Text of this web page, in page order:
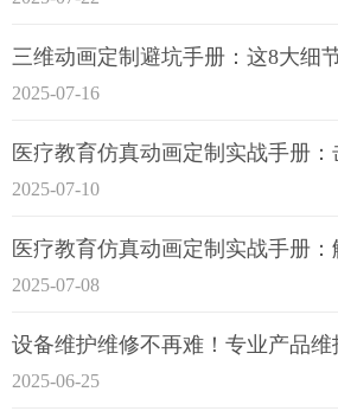
三维动画定制避坑手册：这8大细
2025-07-16
2025-07-10
2025-07-08
2025-06-25